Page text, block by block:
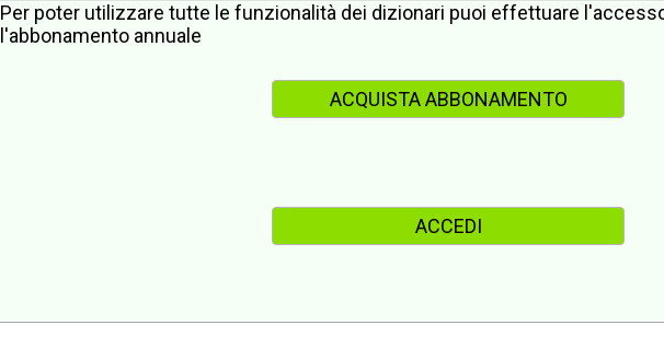
Per poter utilizzare tutte le funzionalità dei dizionari puoi effettuare
l'abbonamento annuale
ACQUISTA ABBONAMENTO
ACCEDI